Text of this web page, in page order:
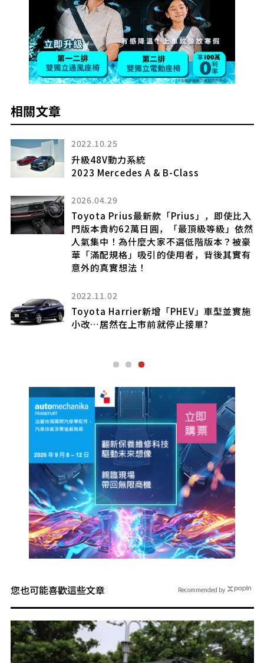
相關文章
2021.07.15
[改裝車訊] 讓世界看見台灣(下)
GrizzlyNbear Overland & Defender
2025.06.16
Mazda 全新「SUV」引發熱烈迴響！「很
有 Mazda 風格的壞壞臉！」「顏值也太高
了吧…」「超帥氣！」的聲音不斷！續航里
程 1000km 的高規格與先進配備，中國
2022.10.25
再下一城
您也可能喜歡這些文章 Recommended by